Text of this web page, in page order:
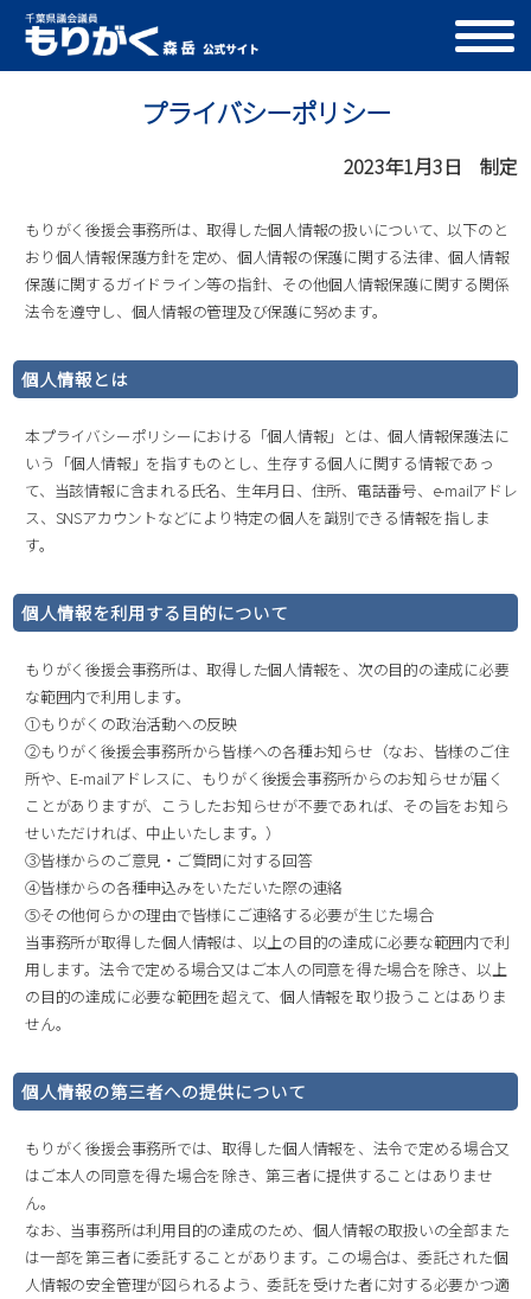
プライバシーポリシー
2023年1月3日 制定
もりがく後援会事務所は、取得した個人情報の扱いについて、以下のと
おり個人情報保護方針を定め、個人情報の保護に関する法律、個人情報
保護に関するガイドライン等の指針、その他個人情報保護に関する関係
法令を遵守し、個人情報の管理及び保護に努めます。
個人情報とは
本プライバシーポリシーにおける「個人情報」とは、個人情報保護法に
いう「個人情報」を指すものとし、生存する個人に関する情報であっ
て、当該情報に含まれる氏名、生年月日、住所、電話番号、e-mailアドレ
ス、SNSアカウントなどにより特定の個人を識別できる情報を指しま
す。
個人情報を利用する目的について
もりがく後援会事務所は、取得した個人情報を、次の目的の達成に必要
な範囲内で利用します。
①もりがくの政治活動への反映
②もりがく後援会事務所から皆様への各種お知らせ（なお、皆様のご住
所や、E-mailアドレスに、もりがく後援会事務所からのお知らせが届く
ことがありますが、こうしたお知らせが不要であれば、その旨をお知ら
せいただければ、中止いたします。）
③皆様からのご意見・ご質問に対する回答
④皆様からの各種申込みをいただいた際の連絡
⑤その他何らかの理由で皆様にご連絡する必要が生じた場合
当事務所が取得した個人情報は、以上の目的の達成に必要な範囲内で利
用します。法令で定める場合又はご本人の同意を得た場合を除き、以上
の目的の達成に必要な範囲を超えて、個人情報を取り扱うことはありま
せん。
個人情報の第三者への提供について
もりがく後援会事務所では、取得した個人情報を、法令で定める場合又
はご本人の同意を得た場合を除き、第三者に提供することはありませ
ん。
なお、当事務所は利用目的の達成のため、個人情報の取扱いの全部また
は一部を第三者に委託することがあります。この場合は、委託された個
人情報の安全管理が図られるよう、委託を受けた者に対する必要かつ適